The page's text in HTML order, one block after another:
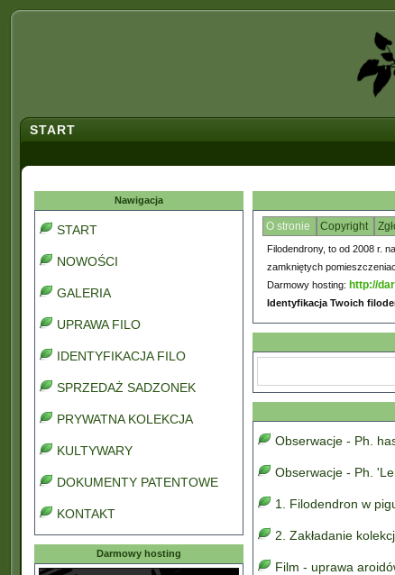
START
Nawigacja
START
NOWOŚCI
GALERIA
UPRAWA FILO
IDENTYFIKACJA FILO
SPRZEDAŻ SADZONEK
PRYWATNA KOLEKCJA
KULTYWARY
DOKUMENTY PATENTOWE
KONTAKT
Darmowy hosting
O stronie Copyright
Filodendrony, to od 2008 r.
zamkniętych
Darmowy hosting: http://
Identyfikacja Twoich
Obserwacje - Ph.
Obserwacje - Ph.
1. Filodendron w
2. Zakładanie
Film - uprawa